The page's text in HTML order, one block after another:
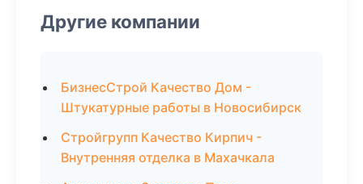
Другие компании
БизнесСтрой Качество Дом -
Штукатурные работы в Новосибирск
Стройгрупп Качество Кирпич -
Внутренняя отделка в Махачкала